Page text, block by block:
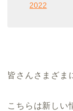
2022
皆さんさまざま
こちらは新しい